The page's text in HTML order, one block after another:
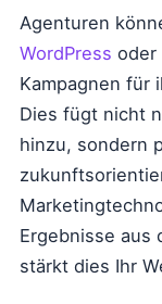
Agenturen
WordPress oder
Kampagnen für
Dies fügt nicht
hinzu, sondern
Ergebnisse aus
stärkt dies Ihr